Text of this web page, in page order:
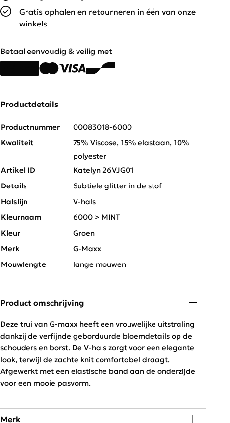
Gratis ophalen en retourneren in één van onze
winkels
Betaal eenvoudig & veilig met
Productdetails
Productnummer
00083018-6000
Kwaliteit
75% Viscose, 15% elastaan, 10%
polyester
Artikel ID
Katelyn 26VJG01
Details
Subtiele glitter in de stof
Halslijn
V-hals
Kleurnaam
6000 > MINT
Kleur
Groen
Merk
G-Maxx
Mouwlengte
lange mouwen
Product omschrijving
Deze trui van G-maxx heeft een vrouwelijke uitstraling
dankzij de verfijnde geborduurde bloemdetails op de
schouders en borst. De V-hals zorgt voor een elegante
look, terwijl de zachte knit comfortabel draagt.
Afgewerkt met een elastische band aan de onderzijde
voor een mooie pasvorm.
Merk